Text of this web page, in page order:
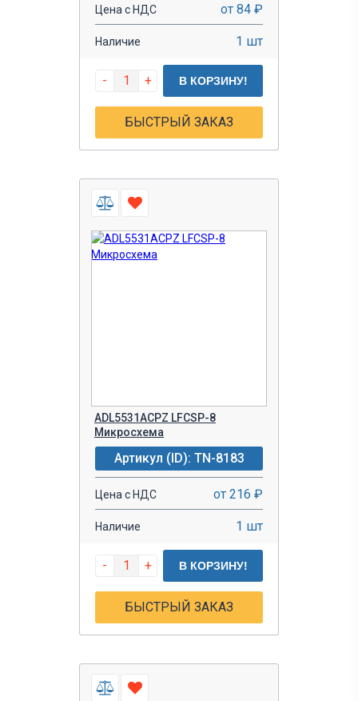
Цена с НДС от 84 ₽
Наличие 1 шт
- + В КОРЗИНУ!
БЫСТРЫЙ ЗАКАЗ
ADL5531ACPZ LFCSP-8
Микросхема
Артикул (ID): TN-8183
Цена с НДС от 216 ₽
Наличие 1 шт
- + В КОРЗИНУ!
БЫСТРЫЙ ЗАКАЗ